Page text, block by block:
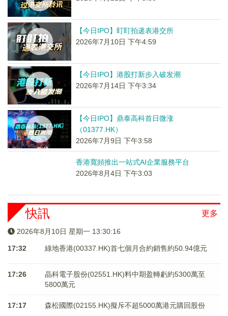
【今日IPO】盯盯拍递表港交所
2026年7月10日 下午4:59
【今日IPO】港股打新步入破发潮
2026年7月14日 下午3:34
【今日IPO】鼎泰高科首日微涨
（01377.HK）
2026年7月9日 下午3:58
香港寬頻推出一站式AI企業服務平台
2026年8月4日 下午3:03
更多
快訊
2026年8月10日 星期一 13:30:16
17:32 綠地香港(00337.HK)首七個月合約銷售約50.94億元
17:26
晶科電子股份(02551.HK)料中期盈轉虧約5300萬至
5800萬元
17:17 森松國際(02155.HK)擬斥不超5000萬港元購回股份